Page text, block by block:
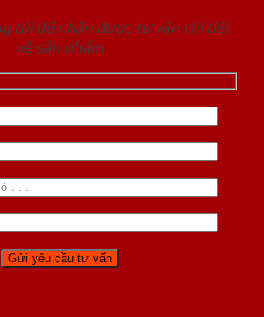
tôi để nhận được tư vấn chi tiết
về sản phẩm